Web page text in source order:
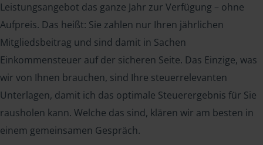
Leistungsangebot das ganze Jahr zur Verfügung – ohne
Aufpreis. Das heißt: Sie zahlen nur Ihren jährlichen
Mitgliedsbeitrag und sind damit in Sachen
Einkommensteuer auf der sicheren Seite. Das Einzige, was
wir von Ihnen brauchen, sind Ihre steuerrelevanten
Unterlagen, damit ich das optimale Steuerergebnis für Sie
rausholen kann. Welche das sind, klären wir am besten in
einem gemeinsamen Gespräch.